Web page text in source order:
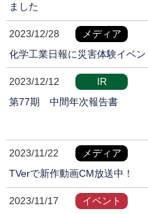
ました
2023/12/28
メディア
化学工業日報に災害体験イベ
2023/12/12
IR
第77期 中間年次報告書
2023/11/22
メディア
TVerで新作動画CM放送中！
2023/11/17
イベント